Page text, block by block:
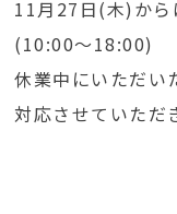
11月27日(木)から
(10:00～18:00)
休業中にいただい
対応させていただ